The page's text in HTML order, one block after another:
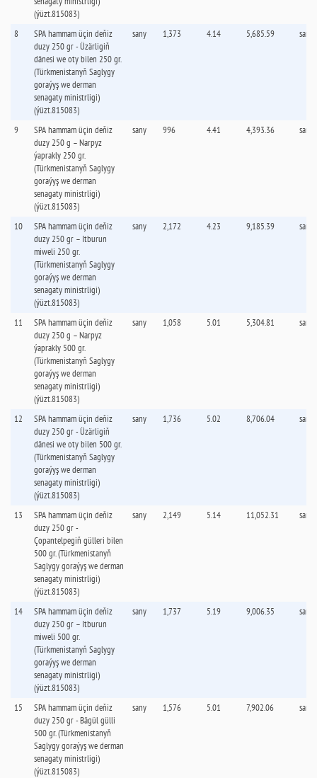
(ýüzt.815083)
8
SPA hammam üçin deňiz
duzy 250 gr - Üzärligiň
dänesi we oty bilen 250 gr.
(Türkmenistanyň Saglygy
goraýyş we derman
senagaty ministrligi)
(ýüzt.815083)
sany 1,373 4.14 5,685.59 sany
9
SPA hammam üçin deňiz
duzy 250 g – Narpyz
ýaprakly 250 gr.
(Türkmenistanyň Saglygy
goraýyş we derman
senagaty ministrligi)
(ýüzt.815083)
sany 996 4.41 4,393.36 sany
10
SPA hammam üçin deňiz
duzy 250 gr – Itburun
miweli 250 gr.
(Türkmenistanyň Saglygy
goraýyş we derman
senagaty ministrligi)
(ýüzt.815083)
sany 2,172 4.23 9,185.39 sany
11
SPA hammam üçin deňiz
duzy 250 g – Narpyz
ýaprakly 500 gr.
(Türkmenistanyň Saglygy
goraýyş we derman
senagaty ministrligi)
(ýüzt.815083)
sany 1,058 5.01 5,304.81 sany
12
SPA hammam üçin deňiz
duzy 250 gr - Üzärligiň
dänesi we oty bilen 500 gr.
(Türkmenistanyň Saglygy
goraýyş we derman
senagaty ministrligi)
(ýüzt.815083)
sany 1,736 5.02 8,706.04 sany
13
SPA hammam üçin deňiz
duzy 250 gr -
Çopantelpegiň gülleri bilen
500 gr. (Türkmenistanyň
Saglygy goraýyş we derman
senagaty ministrligi)
(ýüzt.815083)
sany 2,149 5.14 11,052.31 sany
14
SPA hammam üçin deňiz
duzy 250 gr – Itburun
miweli 500 gr.
(Türkmenistanyň Saglygy
goraýyş we derman
senagaty ministrligi)
(ýüzt.815083)
sany 1,737 5.19 9,006.35 sany
15
SPA hammam üçin deňiz
duzy 250 gr - Bägül gülli
500 gr. (Türkmenistanyň
Saglygy goraýyş we derman
senagaty ministrligi)
(ýüzt.815083)
sany 1,576 5.01 7,902.06 sany